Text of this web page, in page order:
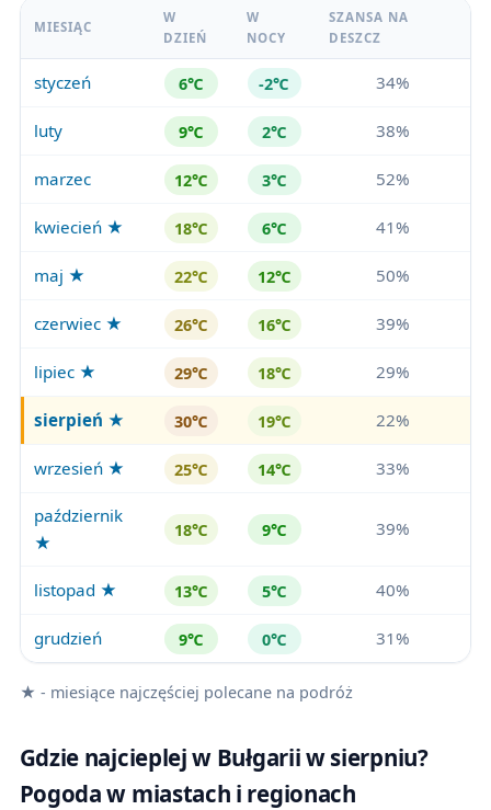
MIESIĄC
W
DZIEŃ
W
NOCY
SZANSA NA
DESZCZ
styczeń 6℃ -2℃ 34%
luty 9℃ 2℃ 38%
marzec 12℃ 3℃ 52%
kwiecień ★ 18℃ 6℃ 41%
maj ★ 22℃ 12℃ 50%
czerwiec ★ 26℃ 16℃ 39%
lipiec ★ 29℃ 18℃ 29%
sierpień ★ 30℃ 19℃ 22%
wrzesień ★ 25℃ 14℃ 33%
październik
★
18℃ 9℃ 39%
listopad ★ 13℃ 5℃ 40%
grudzień 9℃ 0℃ 31%
★ - miesiące najczęściej polecane na podróż
Gdzie najcieplej w Bułgarii w sierpniu?
Pogoda w miastach i regionach